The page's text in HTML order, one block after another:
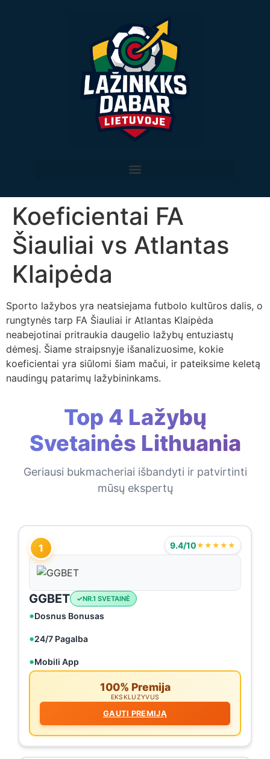
Koeficientai FA
Šiauliai vs Atlantas
Klaipėda
Sporto lažybos yra neatsiejama futbolo kultūros dalis, o
rungtynės tarp FA Šiauliai ir Atlantas Klaipėda
neabejotinai pritraukia daugelio lažybų entuziastų
dėmesį. Šiame straipsnyje išanalizuosime, kokie
koeficientai yra siūlomi šiam mačui, ir pateiksime keletą
naudingų patarimų lažybininkams.
Top 4 Lažybų
Svetainės Lithuania
Geriausi bukmacheriai išbandyti ir patvirtinti
mūsų ekspertų
1 9.4/10★★★★★
GGBET NR.1 SVETAINĖ
Dosnus Bonusas
24/7 Pagalba
Mobili App
100% Premija
EKSKLUZYVUS
GAUTI PREMIJĄ